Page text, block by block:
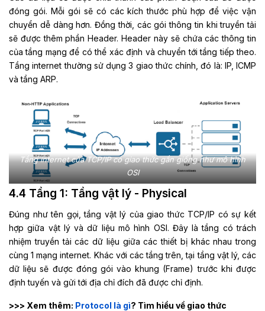
đóng gói. Mỗi gói sẽ có các kích thước phù hợp để việc vận
chuyển dễ dàng hơn. Đồng thời, các gói thông tin khi truyền tải
sẽ được thêm phần Header. Header này sẽ chứa các thông tin
của tầng mạng để có thể xác định và chuyển tới tầng tiếp theo.
Tầng internet thường sử dụng 3 giao thức chính, đó là: IP, ICMP
và tầng ARP.
Tầng internet của TCP/IP có giao thức gần giống như mô hình
OSI
4.4 Tầng 1: Tầng vật lý - Physical
Đúng như tên gọi, tầng vật lý của giao thức TCP/IP có sự kết
hợp giữa vật lý và dữ liệu mô hình OSI. Đây là tầng có trách
nhiệm truyền tải các dữ liệu giữa các thiết bị khác nhau trong
cùng 1 mạng internet. Khác với các tầng trên, tại tầng vật lý, các
dữ liệu sẽ được đóng gói vào khung (Frame) trước khi được
định tuyến và gửi tới địa chỉ đích đã được chỉ định.
>>> Xem thêm: Protocol là gì? Tìm hiểu về giao thức